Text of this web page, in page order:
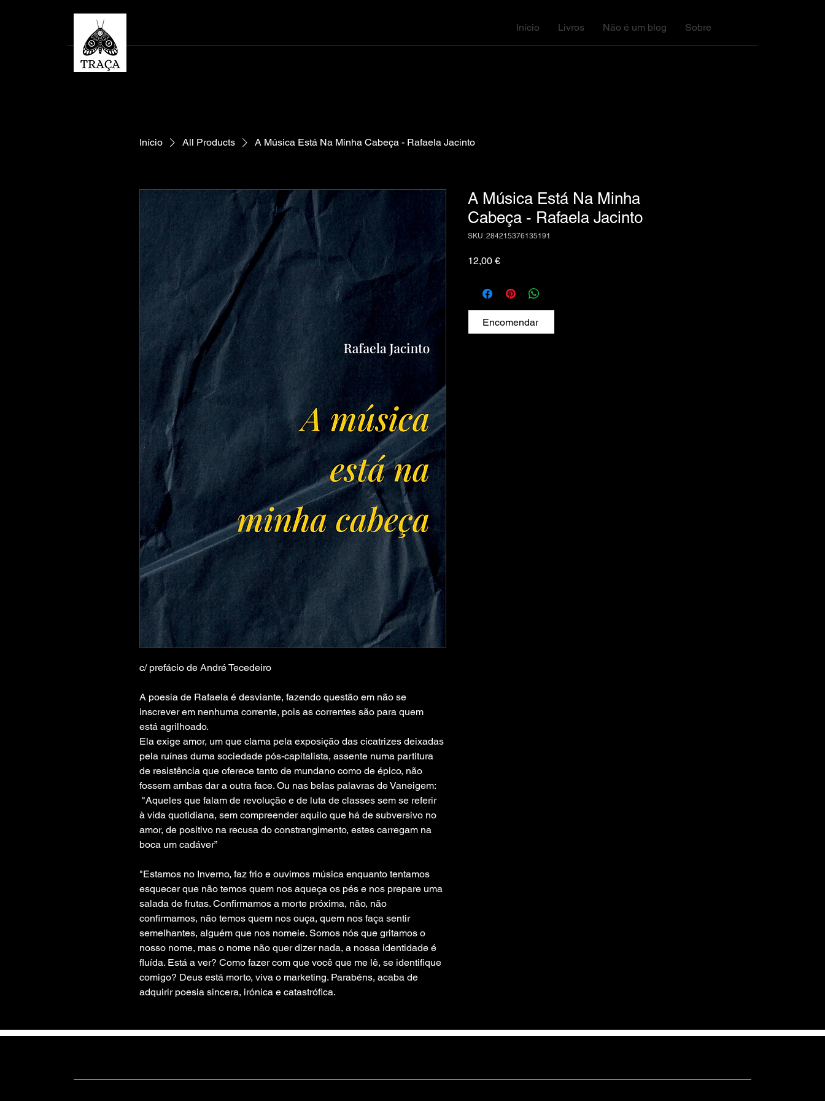
Início Livros Não é um blog Sobre
Início All Products A Música Está Na Minha Cabeça - Rafaela Jacinto
c/ prefácio de André Tecedeiro
A poesia de Rafaela é desviante, fazendo questão em não se
inscrever em nenhuma corrente, pois as correntes são para quem
está agrilhoado.
Ela exige amor, um que clama pela exposição das cicatrizes deixadas
pela ruínas duma sociedade pós-capitalista, assente numa partitura
de resistência que oferece tanto de mundano como de épico, não
fossem ambas dar a outra face. Ou nas belas palavras de Vaneigem:
"Aqueles que falam de revolução e de luta de classes sem se referir
à vida quotidiana, sem compreender aquilo que há de subversivo no
amor, de positivo na recusa do constrangimento, estes carregam na
boca um cadáver”
"Estamos no Inverno, faz frio e ouvimos música enquanto tentamos
esquecer que não temos quem nos aqueça os pés e nos prepare uma
salada de frutas. Confirmamos a morte próxima, não, não
confirmamos, não temos quem nos ouça, quem nos faça sentir
semelhantes, alguém que nos nomeie. Somos nós que gritamos o
nosso nome, mas o nome não quer dizer nada, a nossa identidade é
fluída. Está a ver? Como fazer com que você que me lê, se identifique
comigo? Deus está morto, viva o marketing. Parabéns, acaba de
adquirir poesia sincera, irónica e catastrófica.
A Música Está Na Minha
Cabeça - Rafaela Jacinto
SKU: 284215376135191
12,00 €Preço
Encomendar